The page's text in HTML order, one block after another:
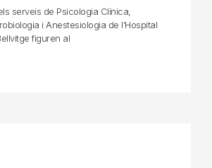
serveis de Psicologia Clínica,
i Anestesiologia de l’Hospital
figuren al